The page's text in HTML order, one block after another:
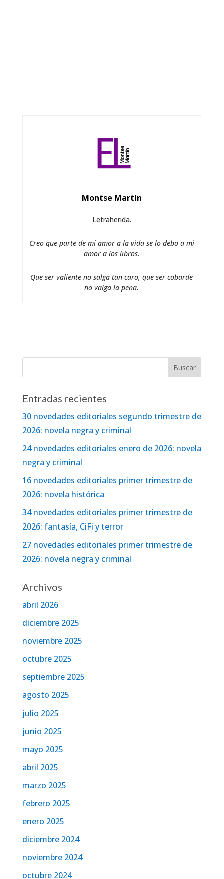
Montse Martín
Letraherida.
Creo que parte de mi amor a la vida se lo debo a mi
amor a los libros.
Que ser valiente no salga tan caro, que ser cobarde
no valga la pena.
Entradas recientes
30 novedades editoriales segundo trimestre de
2026: novela negra y criminal
24 novedades editoriales enero de 2026: novela
negra y criminal
16 novedades editoriales primer trimestre de
2026: novela histórica
34 novedades editoriales primer trimestre de
2026: fantasía, CiFi y terror
27 novedades editoriales primer trimestre de
2026: novela negra y criminal
Archivos
abril 2026
diciembre 2025
noviembre 2025
octubre 2025
septiembre 2025
agosto 2025
julio 2025
junio 2025
mayo 2025
abril 2025
marzo 2025
febrero 2025
enero 2025
diciembre 2024
noviembre 2024
octubre 2024